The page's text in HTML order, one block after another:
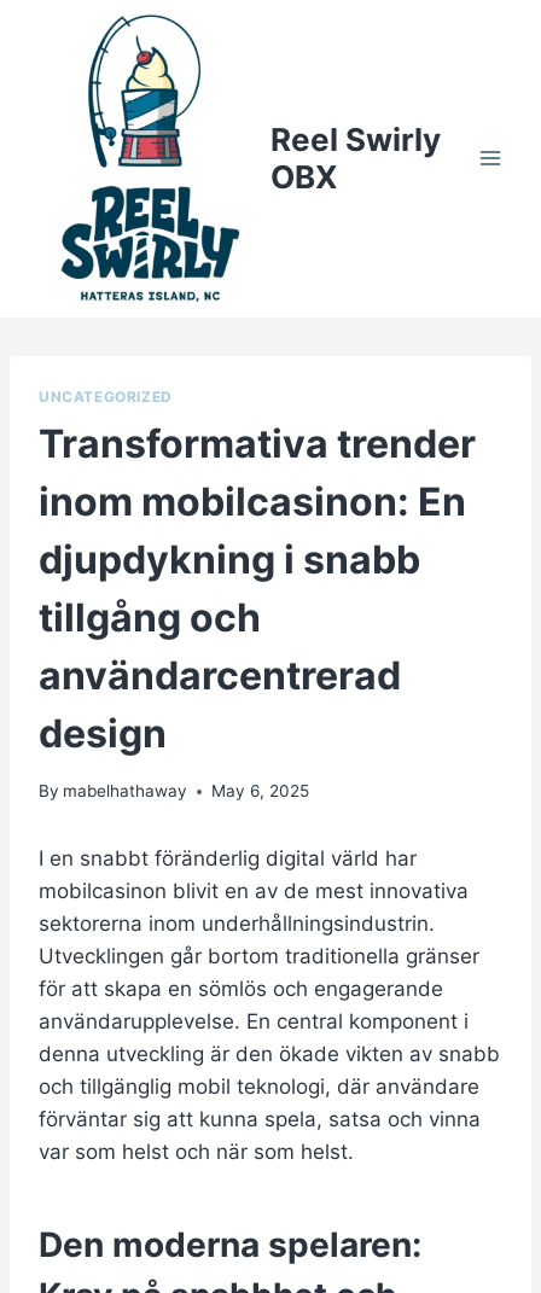
Reel Swirly
OBX
UNCATEGORIZED
Transformativa trender
inom mobilcasinon: En
djupdykning i snabb
tillgång och
användarcentrerad
design
By mabelhathaway May 6, 2025
I en snabbt föränderlig digital värld har
mobilcasinon blivit en av de mest innovativa
sektorerna inom underhållningsindustrin.
Utvecklingen går bortom traditionella gränser
för att skapa en sömlös och engagerande
användarupplevelse. En central komponent i
denna utveckling är den ökade vikten av snabb
och tillgänglig mobil teknologi, där användare
förväntar sig att kunna spela, satsa och vinna
var som helst och när som helst.
Den moderna spelaren: